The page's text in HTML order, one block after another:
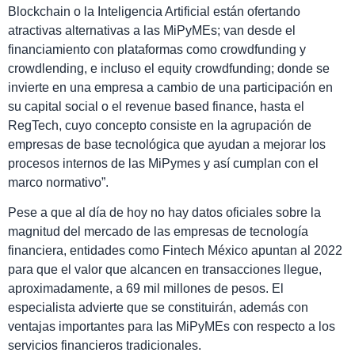
Blockchain o la Inteligencia Artificial están ofertando
atractivas alternativas a las MiPyMEs; van desde el
financiamiento con plataformas como crowdfunding y
crowdlending, e incluso el equity crowdfunding; donde se
invierte en una empresa a cambio de una participación en
su capital social o el revenue based finance, hasta el
RegTech, cuyo concepto consiste en la agrupación de
empresas de base tecnológica que ayudan a mejorar los
procesos internos de las MiPymes y así cumplan con el
marco normativo”.
Pese a que al día de hoy no hay datos oficiales sobre la
magnitud del mercado de las empresas de tecnología
financiera, entidades como Fintech México apuntan al 2022
para que el valor que alcancen en transacciones llegue,
aproximadamente, a 69 mil millones de pesos. El
especialista advierte que se constituirán, además con
ventajas importantes para las MiPyMEs con respecto a los
servicios financieros tradicionales.